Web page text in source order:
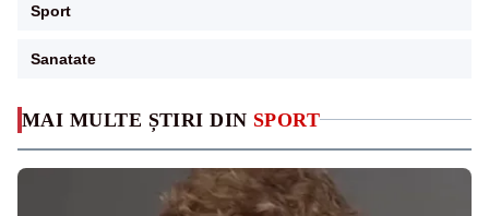
MAI MULTE ȘTIRI DIN SPORT
Sport
Sanatate